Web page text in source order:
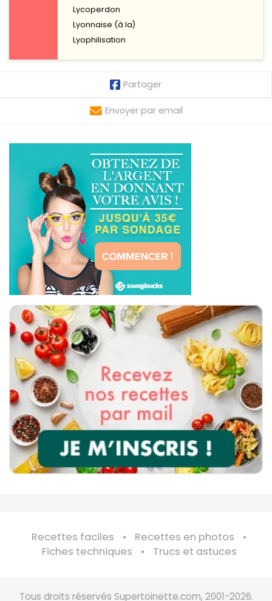
Lycoperdon
Lyonnaise (à la)
Lyophilisation
Partager
Envoyer par email
Recettes faciles
Recettes en photos
Fiches techniques
Trucs et astuces
Tous droits réservés Supertoinette.com, 2001-2026.